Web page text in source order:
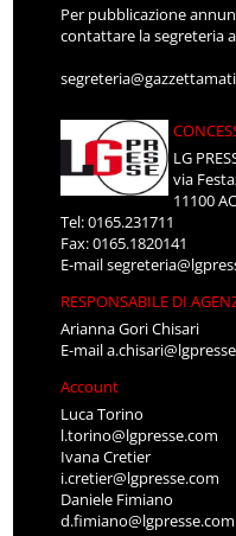
Per pubblicazione
contattare la segreteria
LG
via
11100
Tel: 0165.231711
Fax: 0165.1820141
E-mail
RESPONSABILE DI
Arianna Gori Chisari
E-mail
Account
Luca Torino
l.torino@lgpresse.com
Ivana Cretier
i.cretier@lgpresse.com
Daniele Fimiano
d.fimiano@lgpresse.com